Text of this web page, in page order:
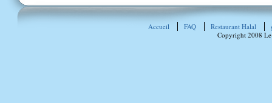
Accueil FAQ Restaurant Halal
Copyright 2008